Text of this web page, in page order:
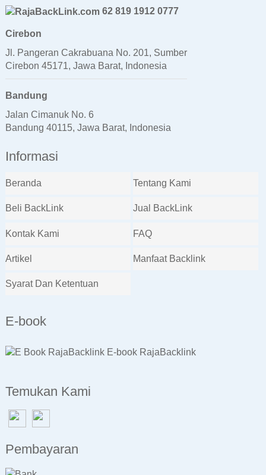
62 819 1912 0777
Cirebon
Jl. Pangeran Cakrabuana No. 201, Sumber
Cirebon 45171, Jawa Barat, Indonesia
Bandung
Jalan Cimanuk No. 6
Bandung 40115, Jawa Barat, Indonesia
Informasi
Beranda Tentang Kami
Beli BackLink Jual BackLink
Kontak Kami FAQ
Artikel Manfaat Backlink
Syarat Dan Ketentuan
E-book
E-book RajaBacklink
Temukan Kami
Pembayaran